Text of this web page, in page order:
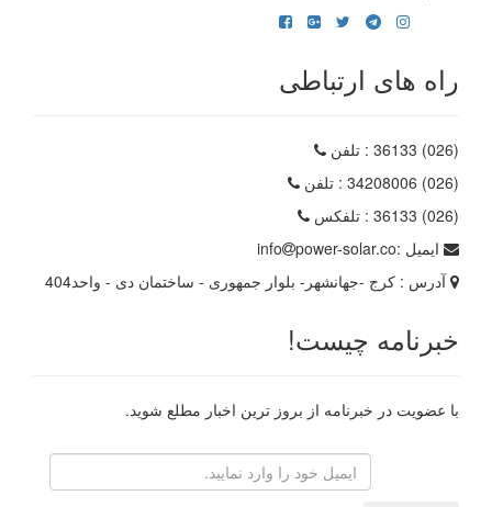
راه های ارتباطی
(026) 36133
: تلفن
(026) 34208006
: تلفن
(026) 36133
: تلفکس
ایمیل :
info
power-solar.co
آدرس : کرج -جهانشهر- بلوار جمهوری - ساختمان دی - واحد404
خبرنامه چیست!
با عضویت در خبرنامه از بروز ترین اخبار مطلع شوید.